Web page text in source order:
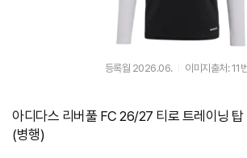
등록월 2026.06. 이미지출처: 11
아디다스 리버풀 FC 26/27 티로 트레이닝
(병행)